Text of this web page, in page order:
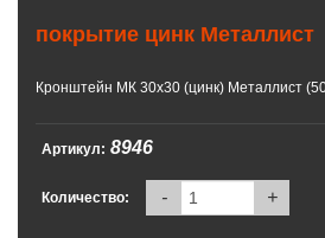
покрытие цинк Металлист
Кронштейн МК 30х30 (цинк) Металлист
Артикул: 8946
Количество: - +